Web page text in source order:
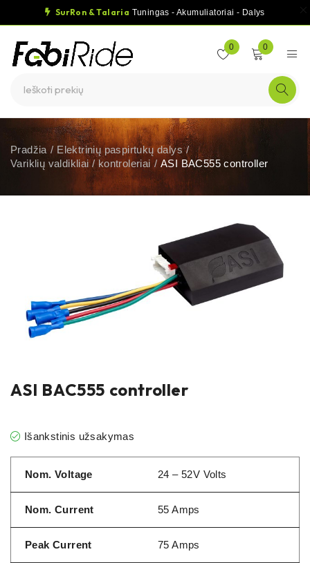
SurRon & Talaria Tuningas - Akumuliatoriai - Dalys
0 0
Pradžia / Elektrinių paspirtukų dalys /
Variklių valdikliai / kontroleriai / ASI BAC555 controller
ASI BAC555 controller
Išankstinis užsakymas
Nom. Voltage 24 – 52V Volts
Nom. Current 55 Amps
Peak Current 75 Amps